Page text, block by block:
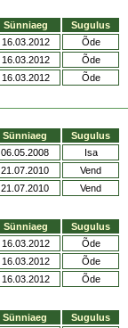
Sünniaeg
Sugulus
16.03.2012
Õde
16.03.2012
Õde
16.03.2012 Õde
Sünniaeg
Sugulus
06.05.2008
Isa
21.07.2010
Vend
21.07.2010
Vend
Sünniaeg
Sugulus
16.03.2012
Õde
16.03.2012
Õde
16.03.2012
Õde
Sünniaeg Sugulus